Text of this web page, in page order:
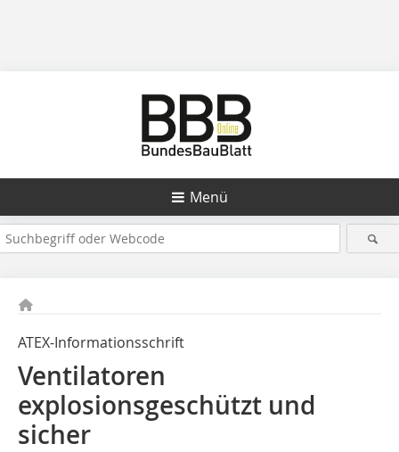
Menü
ATEX-Informationsschrift
Ventilatoren
explosionsgeschützt und
sicher